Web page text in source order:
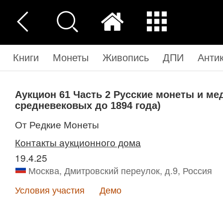
Книги Монеты Живопись ДПИ
Аукцион 61 Часть 2 Русские монеты и
средневековых до 1894 года)
от Редкие Монеты
Контакты аукционного дома
19.4.25
Москва, Дмитровский переулок, д.9, Россия
Условия участия
Демо